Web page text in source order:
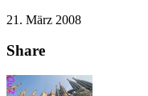
21. März 2008
Share